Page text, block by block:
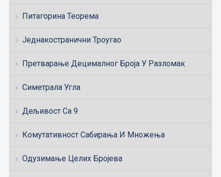
Питагорина Теорема
Једнакостранични Троугао
Претварање Децималног Броја У Разломак
Симетрала Угла
Дељивост Са 9
Комутативност Сабирања И Множења
Одузимање Целих Бројева